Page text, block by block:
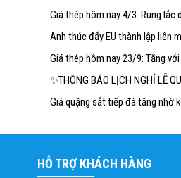
Giá thép hôm nay 4/3: Rung lắc
Anh thúc đẩy EU thành lập liên
Giá thép hôm nay 23/9: Tăng
✨THÔNG BÁO LỊCH NGHỈ LỄ
Giá quặng sắt tiếp đà tăng nhờ
HỖ TRỢ KHÁCH HÀNG